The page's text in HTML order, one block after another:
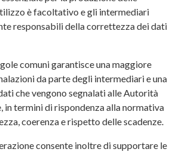
è facoltativo e gli intermediari
responsabili della correttezza dei dati
comuni garantisce una maggiore
da parte degli intermediari e una
che vengono segnalati alle Autorità
in termini di rispondenza alla normativa
coerenza e rispetto delle scadenze.
consente inoltre di supportare le